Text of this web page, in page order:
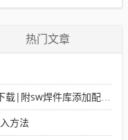
热门文章
焊件库添加配置使用教程
方法